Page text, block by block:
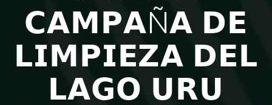
𝗖𝗔𝗠𝗣𝗔Ñ𝗔 𝗗𝗘
𝗟𝗜𝗠𝗣𝗜𝗘𝗭𝗔 𝗗𝗘𝗟
𝗟𝗔𝗚𝗢 𝗨𝗥𝗨